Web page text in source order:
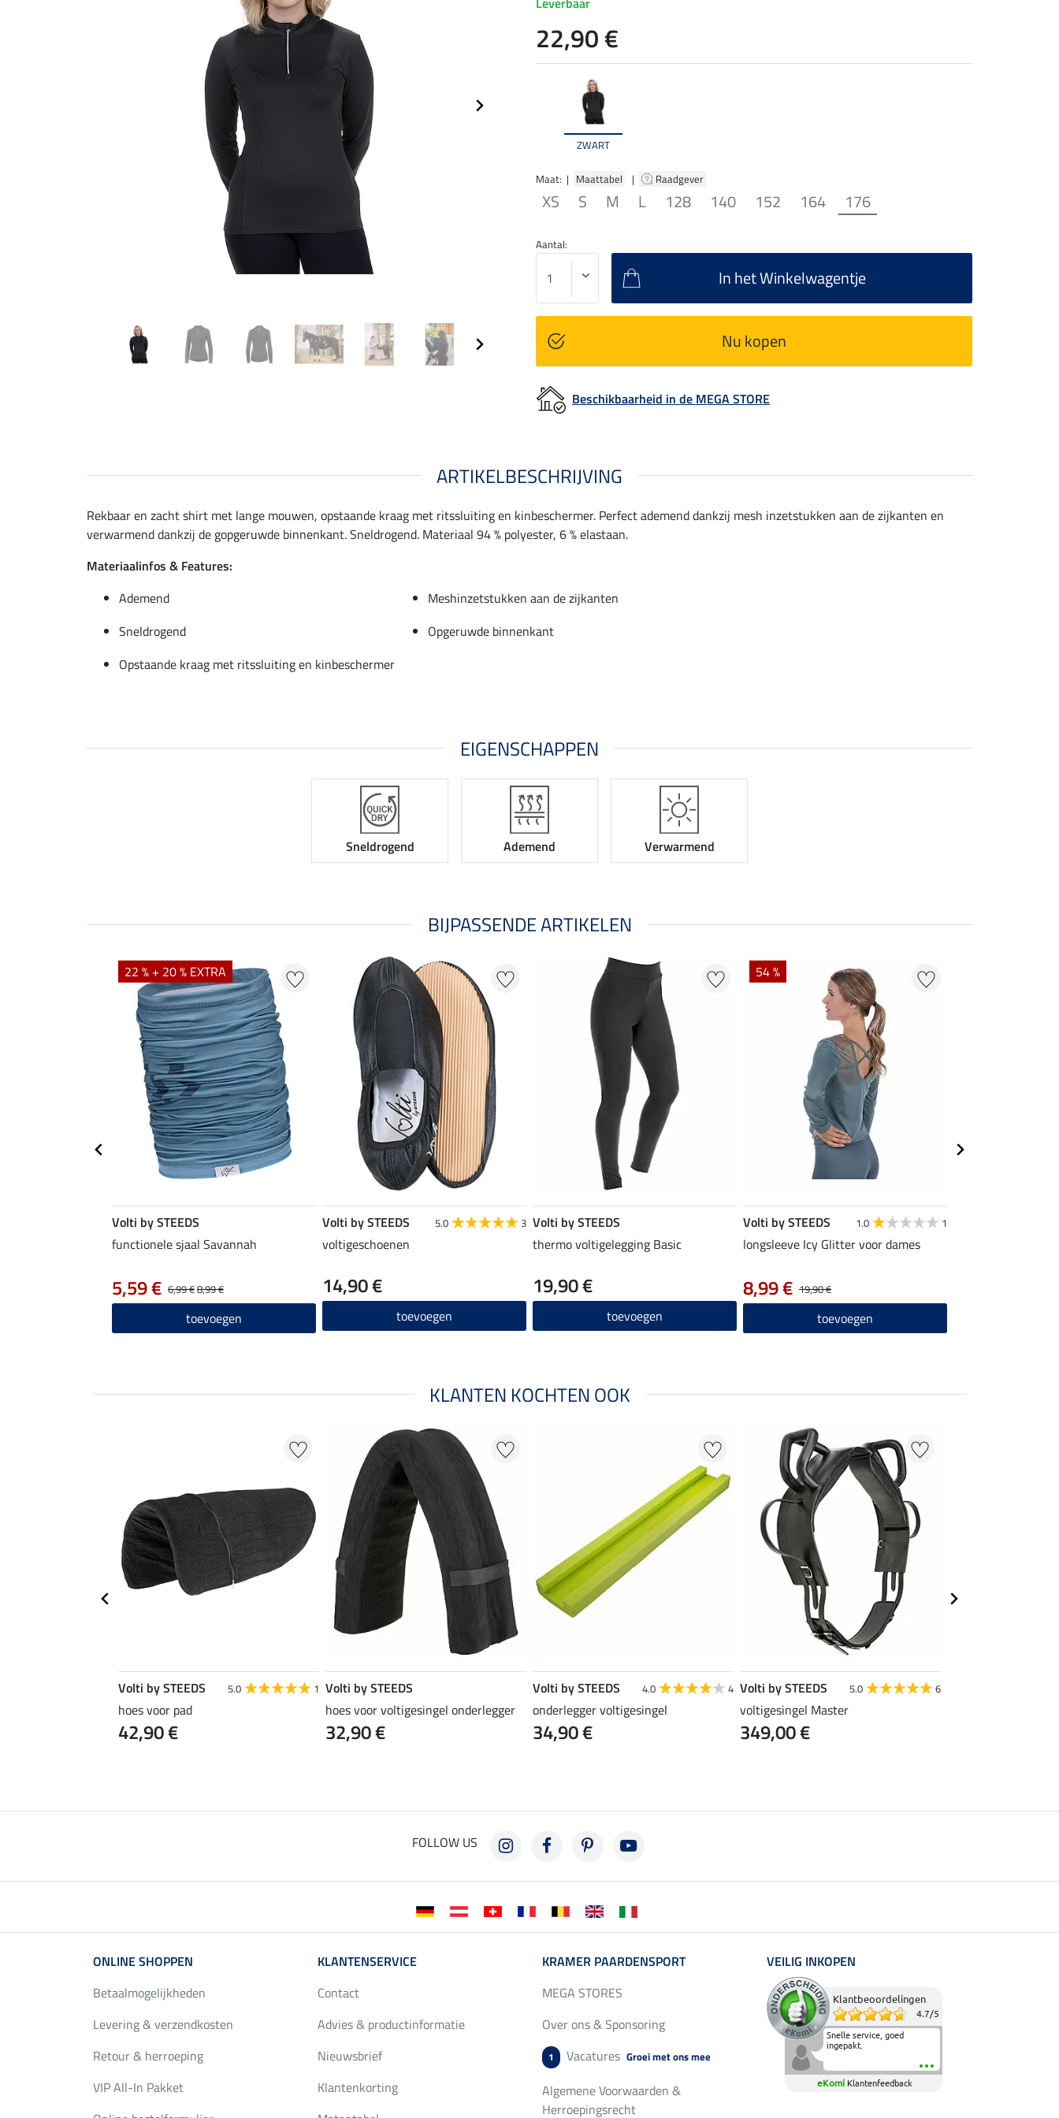
ZWART
Maat: | Maattabel | Raadgever
XS S M L 128 140 152 164 176
22,90 €
Aantal:
In het Winkelwagentje
Nu kopen
Beschikbaarheid in de MEGA STORE
ARTIKELBESCHRIJVING
Rekbaar en zacht shirt met lange mouwen, opstaande kraag met ritssluiting en kinbeschermer. Perfect ademend dankzij mesh inzetstukken aan de zijkanten en
verwarmend dankzij de gopgeruwde binnenkant. Sneldrogend. Materiaal 94 % polyester, 6 % elastaan.
Materiaalinfos & Features:
Ademend
Meshinzetstukken aan de zijkanten
Sneldrogend
Opgeruwde binnenkant
Opstaande kraag met ritssluiting en kinbeschermer
EIGENSCHAPPEN
Sneldrogend Ademend Verwarmend
BIJPASSENDE ARTIKELEN
22 % + 20 % EXTRA
Volti by STEEDS
functionele sjaal Savannah
6,99 €8,99 €
5,59 €
toevoegen
Volti by STEEDS 5.0 3
voltigeschoenen
14,90 €
toevoegen
Volti by STEEDS
thermo voltigelegging Basic
19,90 €
toevoegen
54 %
Volti by STEEDS 1.0 1
longsleeve Icy Glitter voor dames
19,90 €
8,99 €
toevoegen
KLANTEN KOCHTEN OOK
Volti by STEEDS 5.0 1
hoes voor pad
42,90 €
Volti by STEEDS
hoes voor voltigesingel onderlegger
32,90 €
Volti by STEEDS 4.0 4
onderlegger voltigesingel
34,90 €
Volti by STEEDS 5.0 6
voltigesingel Master
349,00 €
FOLLOW US
ONLINE SHOPPEN
Betaalmogelijkheden
Levering & verzendkosten
Retour & herroeping
VIP All-In Pakket
KLANTENSERVICE
Contact
Advies & productinformatie
Nieuwsbrief
Klantenkorting
KRAMER PAARDENSPORT
MEGA STORES
Over ons & Sponsoring
1 Vacatures Groei met ons mee
Algemene Voorwaarden &
Herroepingsrecht
VEILIG INKOPEN
Klantbeoordelingen
4.7/5
Snelle service, goed
ingepakt.
eKomi Klantenfeedback